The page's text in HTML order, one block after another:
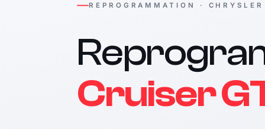
REPROGRAMMATION · CHRYSLER
Cruiser